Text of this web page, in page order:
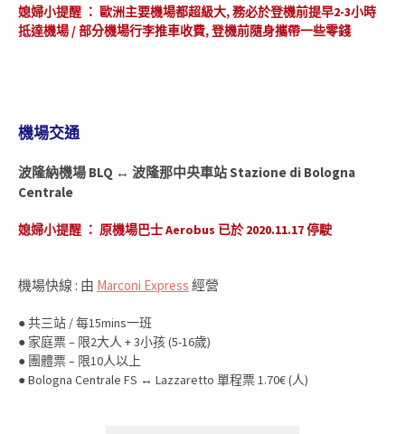
媳婦小提醒 ： 歐洲主要機場都超級大, 務必於登機前提早2-3小時
抵達機場 / 部分機場行李推車收費, 登機前隨身攜帶一些零錢
機場交通
波隆納機場 BLQ ↔ 波隆那中央車站 Stazione di Bologna
Centrale
媳婦小提醒 ： 原機場巴士 Aerobus 已於 2020.11.17 停駛
機場快線 : 由 Marconi Express 經營
● 共三站 / 每15mins一班
● 家庭票 – 限2大人 + 3小孩 (5-16歲)
● 團體票 – 限10人以上
● Bologna Centrale FS ↔ Lazzaretto 單程票 1.70€ (人)